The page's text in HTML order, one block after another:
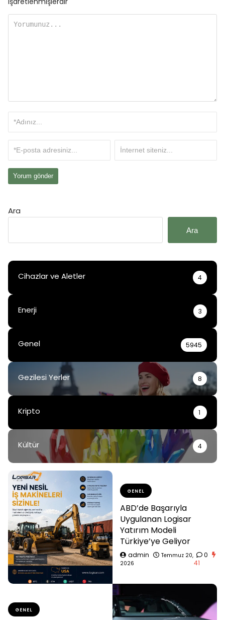
Ara
Ara
Cihazlar ve Aletler 4
Enerji 3
Genel 5945
Gezilesi Yerler 8
Kripto 1
Kültür 4
GENEL
ABD’de Başarıyla
Uygulanan Logisar
Yatırım Modeli
Türkiye’ye Geliyor
admin
Temmuz 20,
2026
0
41
GENEL